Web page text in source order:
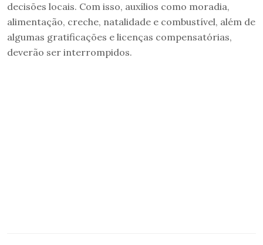
decisões locais. Com isso, auxílios como moradia,
alimentação, creche, natalidade e combustível, além de
algumas gratificações e licenças compensatórias,
deverão ser interrompidos.